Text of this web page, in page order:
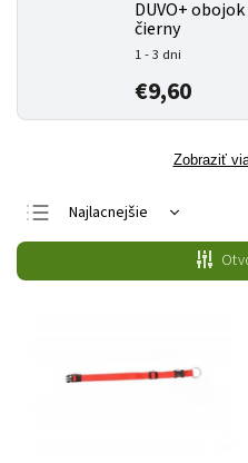
DUVO+
čierny
1 - 3 dni
€9,60
Zobraziť
Najlacnejšie
Najdrahšie
Najpredávanejšie